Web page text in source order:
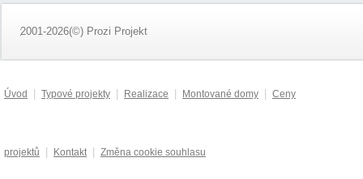
2001-2026(©) Prozi Projekt
Úvod Typové projekty Realizace Montované domy Ceny
projektů Kontakt Změna cookie souhlasu